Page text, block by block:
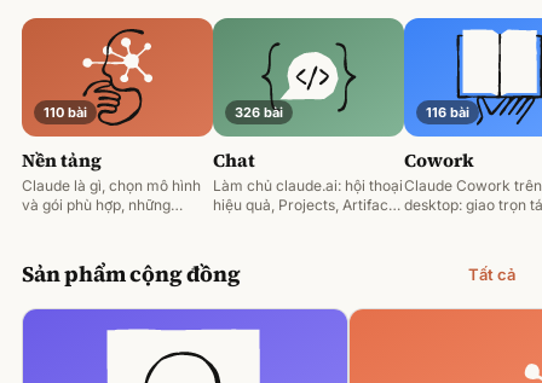
110 bài
Nền tảng
Claude là gì, chọn mô hình
và gói phù hợp, những
326 bài
Chat
Làm chủ claude.ai: hội thoại
hiệu quả, Projects, Artifacts
116 bài
Cowork
Claude Cowork trên
desktop: giao trọn
Sản phẩm cộng đồng Tất cả